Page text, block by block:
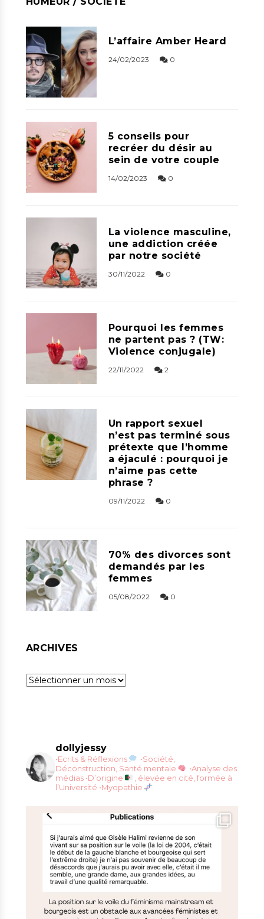
L’affaire Amber Heard
24/02/2023 0
5 conseils pour
recréer du désir au
sein de votre couple
14/02/2023 0
La violence masculine,
une addiction créée
par notre société
30/11/2022 0
Pourquoi les femmes
ne partent pas ? (TW:
Violence conjugale)
22/11/2022 2
Un rapport sexuel
n’est pas terminé sous
prétexte que l’homme
a éjaculé : pourquoi je
n’aime pas cette
phrase ?
09/11/2022 0
70% des divorces sont
demandés par les
femmes
05/08/2022 0
ARCHIVES
Archives
dollyjessy
•Ecrits & Réflexions
•Société,
Déconstruction, Santé mentale
•Analyse des
médias •D’origine
, élevée en cité, formée à
l’Université •Myopathie